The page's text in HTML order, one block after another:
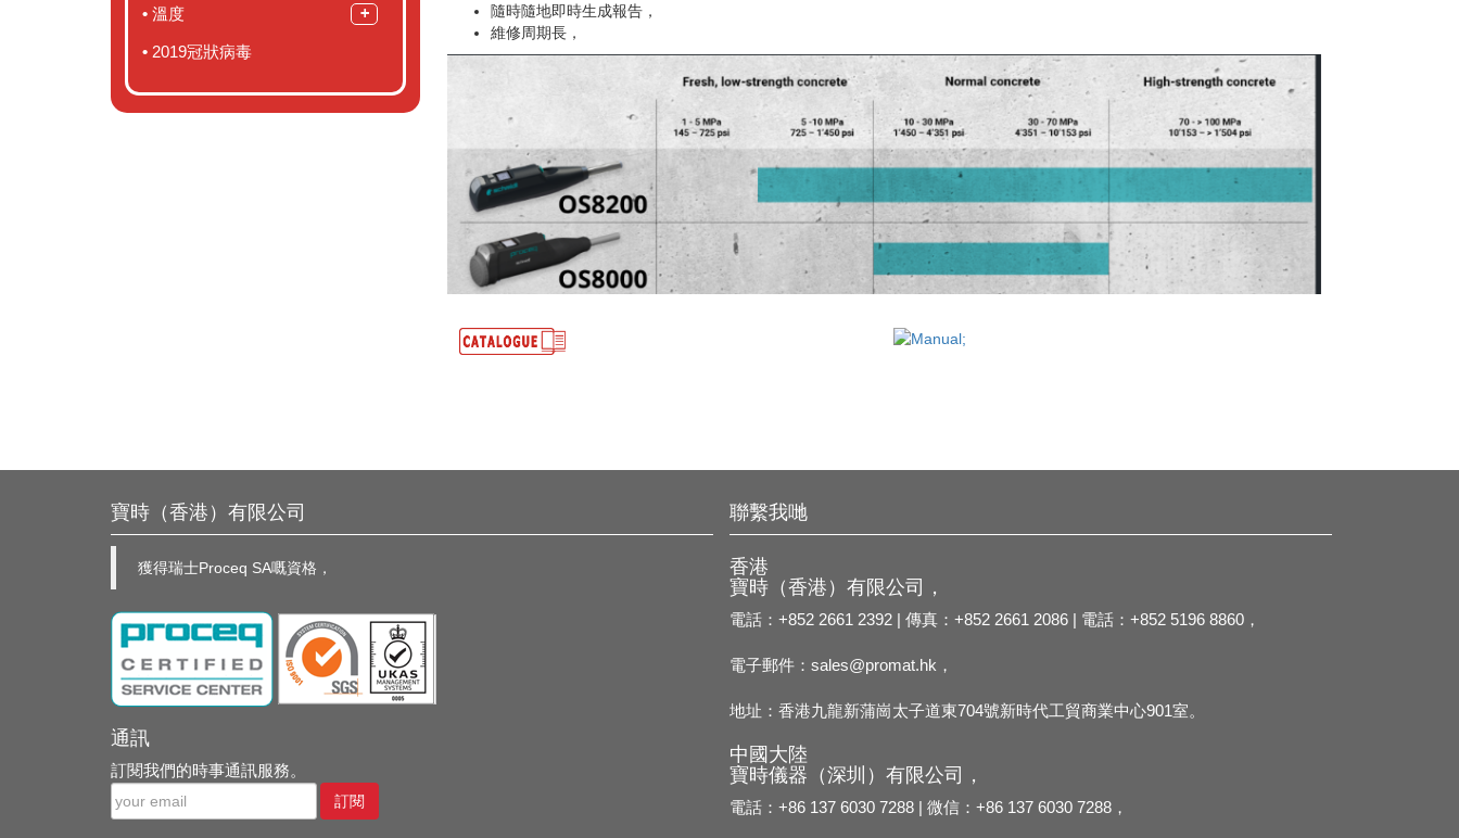
溫度
2019冠狀病毒
隨時隨地即時生成報告，
維修周期長，
寶時（香港）有限公司
獲得瑞士Proceq SA嘅資格，
通訊
訂閱我們的時事通訊服務。
訂閱
聯繫我哋
香港
寶時（香港）有限公司，
電話：+852 2661 2392 | 傳真：+852 2661 2086 | 電話：+852 5196 8860，
電子郵件： sales@promat.hk，
地址：香港九龍新蒲崗太子道東704號新時代工貿商業中心901室。
中國大陸
寶時儀器（深圳）有限公司，
電話：+86 137 6030 7288 | 微信：+86 137 6030 7288，